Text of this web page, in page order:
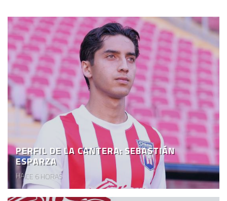
PERFIL DE LA CANTERA: SEBASTIÁN
ESPARZA
HACE 6 HORAS